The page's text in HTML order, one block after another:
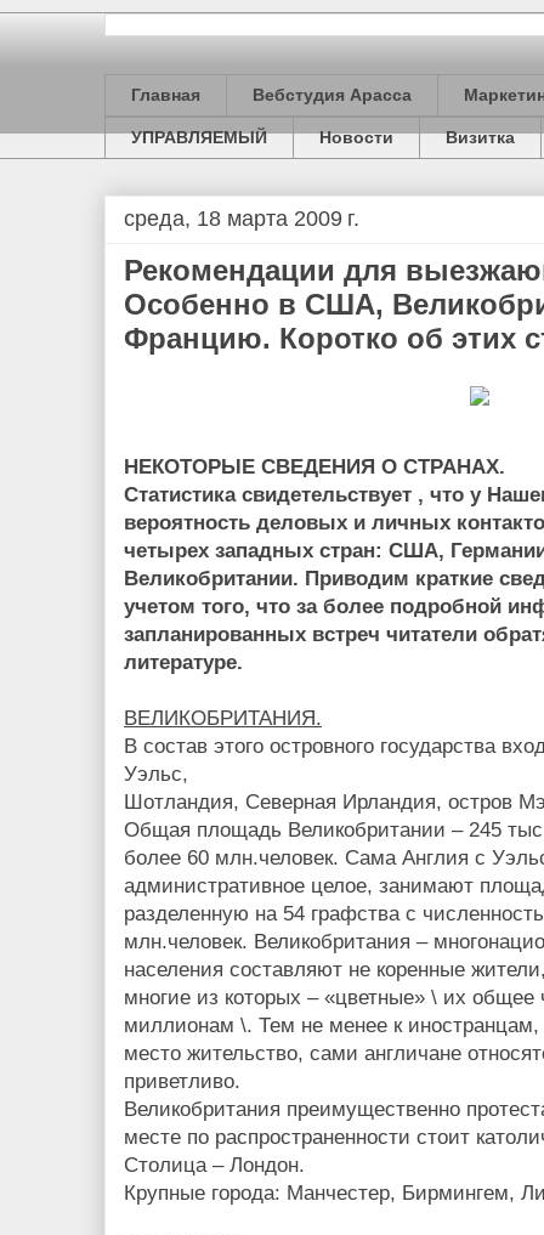
Главная Вебстудия Арасса
УПРАВЛЯЕМЫЙ Новости Визитка
среда, 18 марта 2009 г.
Рекомендации для
Особенно в США,
Францию. Коротко об этих
НЕКОТОРЫЕ СВЕДЕНИЯ О СТРАНАХ.
Статистика свидетельствует , что у
вероятность деловых и личных
четырех западных стран: США,
Великобритании. Приводим краткие
учетом того, что за более подробной
запланированных встреч читатели
литературе.
ВЕЛИКОБРИТАНИЯ.
В состав этого островного государства
Уэльс,
Шотландия, Северная Ирландия, остров
Общая площадь Великобритании – 245
более 60 млн.человек. Сама Англия с
административное целое, занимают
разделенную на 54 графства с
млн.человек. Великобритания –
населения составляют не коренные
многие из которых – «цветные» \ их
миллионам \. Тем не менее к
место жительство, сами англичане
приветливо.
Великобритания преимущественно
месте по распространенности стоит
Столица – Лондон.
Крупные города: Манчестер, Бирмингем,